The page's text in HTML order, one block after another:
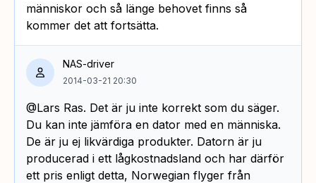
människor och så länge behovet finns så
kommer det att fortsätta.
NAS-driver
2014-03-21 20:30
@Lars Ras. Det är ju inte korrekt som du säger.
Du kan inte jämföra en dator med en människa.
De är ju ej likvärdiga produkter. Datorn är ju
producerad i ett lågkostnadsland och har därför
ett pris enligt detta, Norwegian flyger från